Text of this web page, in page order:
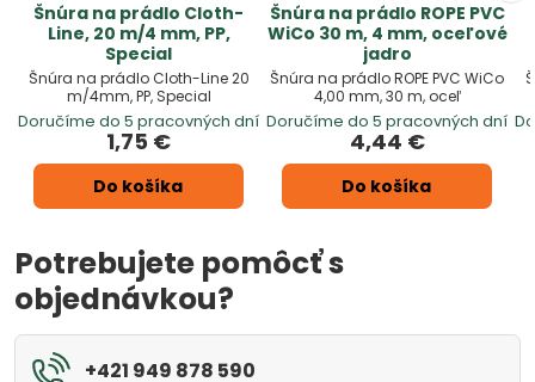
Šnúra na prádlo Cloth-
Line, 20 m/4 mm, PP,
Special
Šnúra na prádlo Cloth-Line 20
m/4mm, PP, Special
Doručíme do 5 pracovných dní
1,75 €
Do košíka
Šnúra na prádlo ROPE PVC
WiCo 30 m, 4 mm, oceľové
jadro
Šnúra na prádlo ROPE PVC WiCo
4,00 mm, 30 m, oceľ
Doručíme do 5 pracovných dní
4,44 €
Do košíka
Potrebujete pomôcť s
objednávkou?
+421 949 878 590